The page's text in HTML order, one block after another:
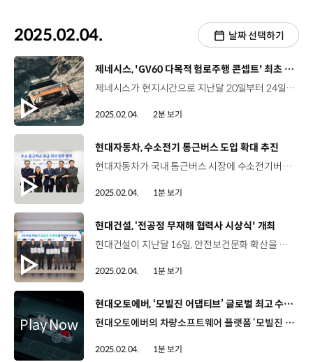
2025.02.04. 날짜 선택하기
[동영상]
제네시스, 'GV60 다목적 험로주행 콘셉트' 최초 공개
제네시스가 현지시간으로 지난달 20일부터 24일까지 다보스포럼이 개최된 스위스 아메론 호텔에서 ‘GV60 다목적 험로주행 콘셉트’를 글로벌 최초로 공개했습니다. ‘GV60 다목적 험로주행 콘셉트’는 험난한 지형과 악천후 상황에서도 안전하게 정찰 및 구조지원 업무를 수행할 수 있도록 제작된 모델인데요. 이번 콘셉트는 전기차인 GV60 양산 모델을 기반으로 개발된 만큼 소음이 적고 친환경적이며, 고성능 전기 모터를 활용해 뛰어난 오프로드 성능을 갖췄습니다. 또한, V2L 시스템을 활용해 차량에 장착된 구조 장비에도 전력을 활용할 수 있다는 장점이 있는데요. 특히 눈길에서도 주행이 가능한 무한궤도형 바퀴를 장착해 다양한 험로에서도 운행이 가능하며 탑승자 고정을 위한 스포츠 시트, 긴급 통신 시스템, 의료 용품 등이 탑재돼 극한 상황에서도 탑승자의 안전과 임무 수행을 위한 기능성을 최우선으로 고려해 설계됐습니다. 한편, 제네시스는 지난 2023년부터 다보스포럼 행사에서 ‘제네시스 X 콘셉트’와 ‘X 스노우 스피디움 콘셉트’ 등 다양한 콘셉트 차량을 전시해왔습니다.
2025.02.04. 2분 보기
[동영상]
현대자동차, 수소전기 통근버스 도입 확대 추진
현대자동차가 국내 통근버스 시장에 수소전기버스 도입 확대를 추진하고 수소 모빌리티 생태계 확산에 나섭니다. 현대자동차는 지난달 22일, 현대자동차 환경기술연구소에서 환경부, 원더모빌리티, 효성하이드로젠, 삼성물산(에버랜드)과 수소전기 통근버스 도입 확대를 위한 업무협약을 체결했습니다. 이에 따라 국내 최대 통근버스 사업자인 '원더모빌리티'는 2030년까지 총 2천 대의 유니버스 수소전기버스를 도입할 예정입니다. 또한, 현대자동차는 효성하이드로젠, 삼성물산(에버랜드)과 함께 각 사가 운영 중인 통근버스 내 수소전기버스 비중을 확대하기로 했습니다. 현대자동차는 앞으로도 더욱 다양한 분야에서 수소전기버스의 도입 확대를 지속적으로 추진해 나갈 계획입니다.
2025.02.04. 1분 보기
[동영상]
현대건설, ‘전공정 무재해 협력사 시상식' 개최
현대건설이 지난달 16일, 안전보건문화 확산을 위해 ‘2024년 하반기 전공정 무재해 협력업체 시상식’을 개최했습니다. 올해로 5회째를 맞은 ‘현대건설 안전관리 우수 협력사 포상제도’는 중소협력사를 대상으로 안전관리 인센티브를 지원해 건설근로자의 안전·보건 관리 의식 제고는 물론 현장 안전사고를 예방하고 중대재해를 근절하기 위해 마련됐는데요. 2024년 하반기 우수 현장을 대상으로 한 이번 시상식에서는 총 22개 협력사에 1억 7천여만 원의 상금과 감사장이 전달됐습니다. 포상제도가 도입된 이후 무재해를 달성한 중소 협력사는 총 178개 사로, 누적 상금은 총 14억 3천만 원에 달합니다.
2025.02.04. 1분 보기
[동영상]
현대오토에버, ‘모빌진 어댑티브’ 글로벌 최고 수준 안전성 인증
현대오토에버의 차량소프트웨어 플랫폼 ‘모빌진 어댑티브’가 자동차 기능 안전 국제표준 인증 최고 등급인 ‘ASIL-D’를 획득하며 글로벌 최고 수준의 안전성을 인증받았습니다. ‘자동차 안전 무결성 수준’을 뜻하는 ASIL은 자동차에 탑재되는 전기·전자 시스템의 안전성을 검증하는 국제 표준인데요, 이 중에서도 ‘D 등급’은 가장 엄격한 수준의 최고 등급을 의미합니다. 현대오토에버의 차량소프트웨어 관련 국제표준 인증은 이번이 다섯 번째인데요. 현대오토에버는 SDV 시대에 최적화한 차량소프트웨어 플랫폼을 지속 공급하며 사업 경쟁력을 높여 나갈 계획입니다.
2025.02.04. 1분 보기